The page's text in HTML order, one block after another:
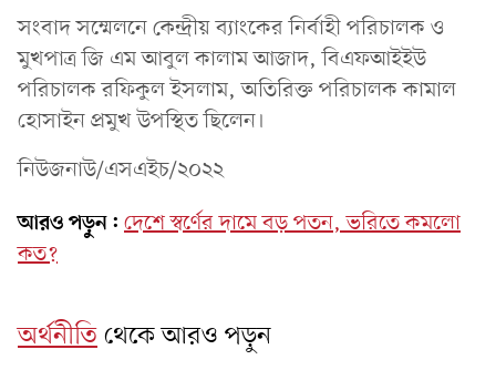
সংবাদ সম্মেলনে কেন্দ্রীয় ব্যাংকের নির্বাহী পরিচালক ও
মুখপাত্র জি এম আবুল কালাম আজাদ, বিএফআইইউ
প‌রিচালক র‌ফিকুল ইসলাম, অ‌তি‌রিক্ত প‌রিচালক কামাল
হোসাইন প্রমুখ উপস্থিত ছিলেন।
নিউজনাউ/এসএইচ/২০২২
আরও পড়ুন: দেশে স্বর্ণের দামে বড় পতন, ভরিতে কমলো
কত?
অর্থনীতিথেকে আরও পড়ুন